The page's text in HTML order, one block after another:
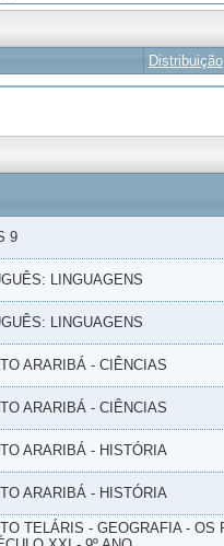
Distribuição
9
LINGUAGENS
LINGUAGENS
ARARIBÁ - CIÊNCIAS
ARARIBÁ - CIÊNCIAS
ARARIBÁ - HISTÓRIA
ARARIBÁ - HISTÓRIA
TELÁRIS - GEOGRAFIA - OS